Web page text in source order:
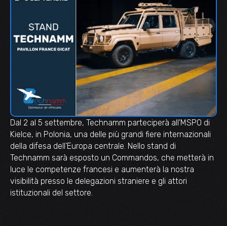
Dal 2 al 5 settembre, Technamm parteciperà all'MSPO di
Kielce, in Polonia, una delle più grandi fiere internazionali
della difesa dell'Europa centrale. Nello stand di
Technamm sarà esposto un Commandos, che metterà in
luce le competenze francesi e aumenterà la nostra
visibilità presso le delegazioni straniere e gli attori
istituzionali del settore.